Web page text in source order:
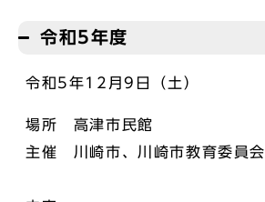
令和5年度
令和5年12月9日（土）
場所 高津市民館
主催 川崎市、川崎市教育委員会